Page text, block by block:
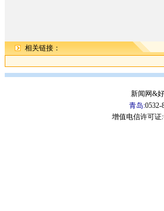
相关链接：